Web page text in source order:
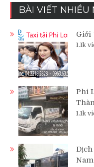
BÀI VIẾT NHIỀU
Giới
1.1k
Phi
1.1k
Dịch